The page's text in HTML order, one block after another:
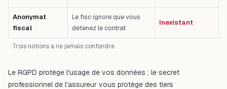
Trois notions à ne jamais confondre
Anonymat
fiscal
Le fisc ignore que vous
détenez le contrat
Inexistant
Le RGPD protège l'usage de vos données ; le secret
professionnel de l'assureur vous protège des tiers